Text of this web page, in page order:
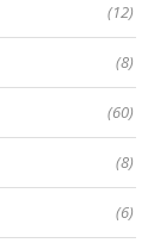
(12)
(8)
(60)
(8)
(6)